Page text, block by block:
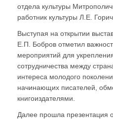
отдела культуры
работник культуры Л.Е.
Выступая на открытии
Е.П. Бобров отметил
мероприятий для
сотрудничества между
интереса молодого
начинающих писателей,
книгоиздателями.
Далее прошла презентация